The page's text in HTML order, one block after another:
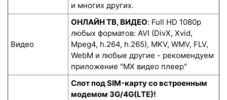
и многих других.
Видео
ОНЛАЙН ТВ, ВИДЕО: Full HD 1080p
любых форматов: AVI (DivX, Xvid,
Mpeg4, h.264, h.265), MKV, WMV, FLV,
WebM и любые другие - рекомендуем
приложение "MX видео плеер"
Слот под SIM-карту со встроенным
модемом 3G/4G(LTE)!